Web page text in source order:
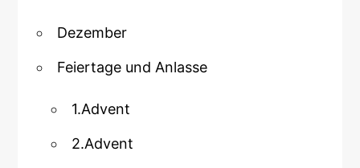
Dezember
Feiertage und Anlasse
1.Advent
2.Advent